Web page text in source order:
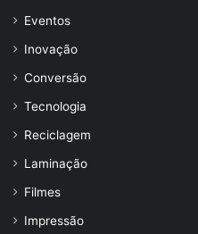
Eventos
Inovação
Conversão
Tecnologia
Reciclagem
Laminação
Filmes
Impressão